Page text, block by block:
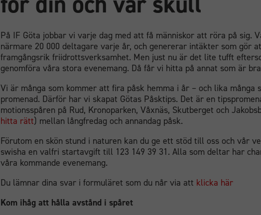
På IF Göta jobbar vi varje dag med att få människor att röra på sig.
närmare 20 000 deltagare varje år, och genererar intäkter som gör
framgångsrik friidrottsverksamhet. Men just nu är det lite tufft
genomföra våra stora evenemang. Då får vi hitta på annat som är
Vi är många som kommer att fira påsk hemma i år – och lika många
promenad. Därför har vi skapat Götas Påsktips. Det är en
motionsspåren på Rud, Kronoparken, Våxnäs, Skutberget och
hitta rätt) mellan långfredag och annandag påsk.
Förutom en skön stund i naturen kan du ge ett stöd till oss och vår
swisha en valfri startavgift till 123 149 39 31. Alla som deltar har
våra kommande evenemang.
Du lämnar dina svar i formuläret som du når via att klicka här
Kom ihåg att hålla avstånd i spåret